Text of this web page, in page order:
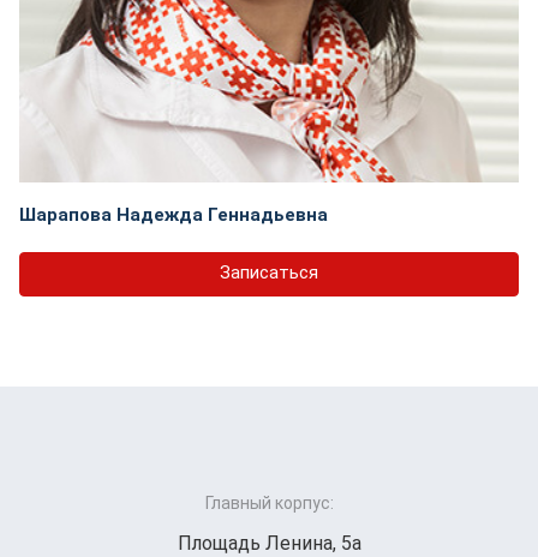
Шарапова Надежда Геннадьевна
Записаться
Главный корпус:
Площадь Ленина, 5а